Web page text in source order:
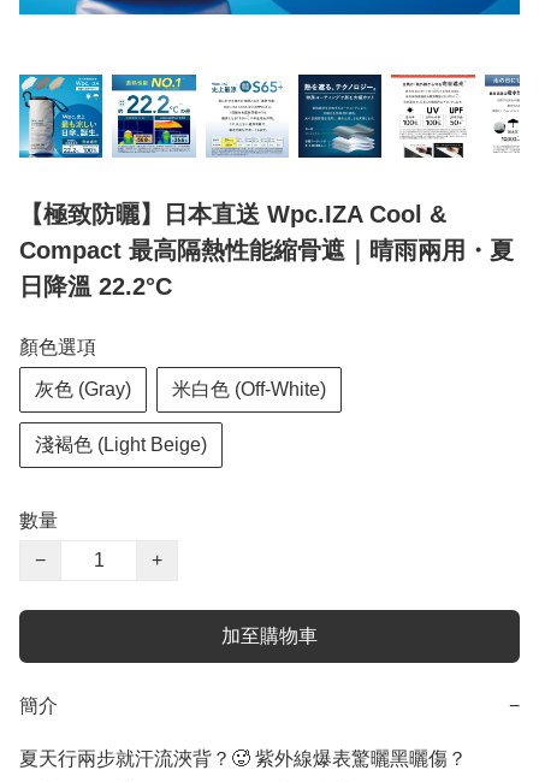
【極致防曬】日本直送 Wpc.IZA Cool &
Compact 最高隔熱性能縮骨遮｜晴雨兩用・夏
日降溫 22.2°C
顏色選項
灰色 (Gray) 米白色 (Off-White)
淺褐色 (Light Beige)
數量
−
+
加至購物車
簡介 −
夏天行兩步就汗流浹背？🥵 紫外線爆表驚曬黑曬傷？